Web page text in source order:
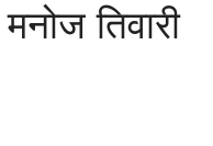
तिवारी